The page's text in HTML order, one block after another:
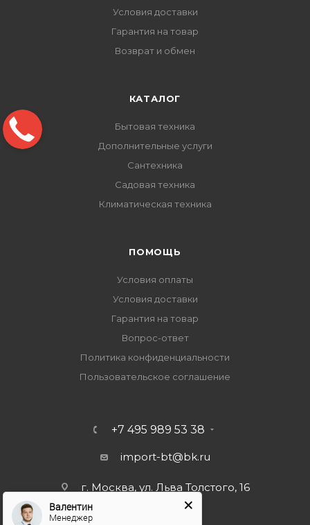
Условия доставки
Гарантия на товар
Возврат и обмен
КАТАЛОГ
Бытовая техника
Дополнительные услуги
Сантехника
Садовая техника
Климатическая техника
ПОМОЩЬ
Условия оплаты
Условия доставки
Гарантия на товар
Вопрос-ответ
Политика конфиденциальности
Пользовательское соглашение
+7 495 989 53 38
import-bt@bk.ru
г. Москва, ул. Льва Толстого, 16
Валентин
Менеджер